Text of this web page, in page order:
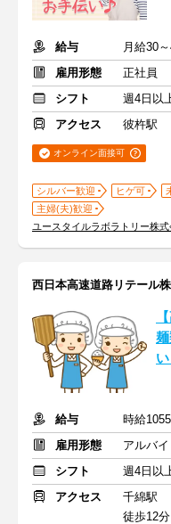
給与
雇用形態
正社員
シフト
週4日以
アクセス
彼杵駅
オンライン面接可
シルバー歓迎 ヒゲ可
主婦(夫)歓迎
ユースタイルラボラトリー株
西日本高速道路リテール
給与
時給
雇用形態
アルバ
シフト
週4日以
アクセス
千綿駅
徒歩12分